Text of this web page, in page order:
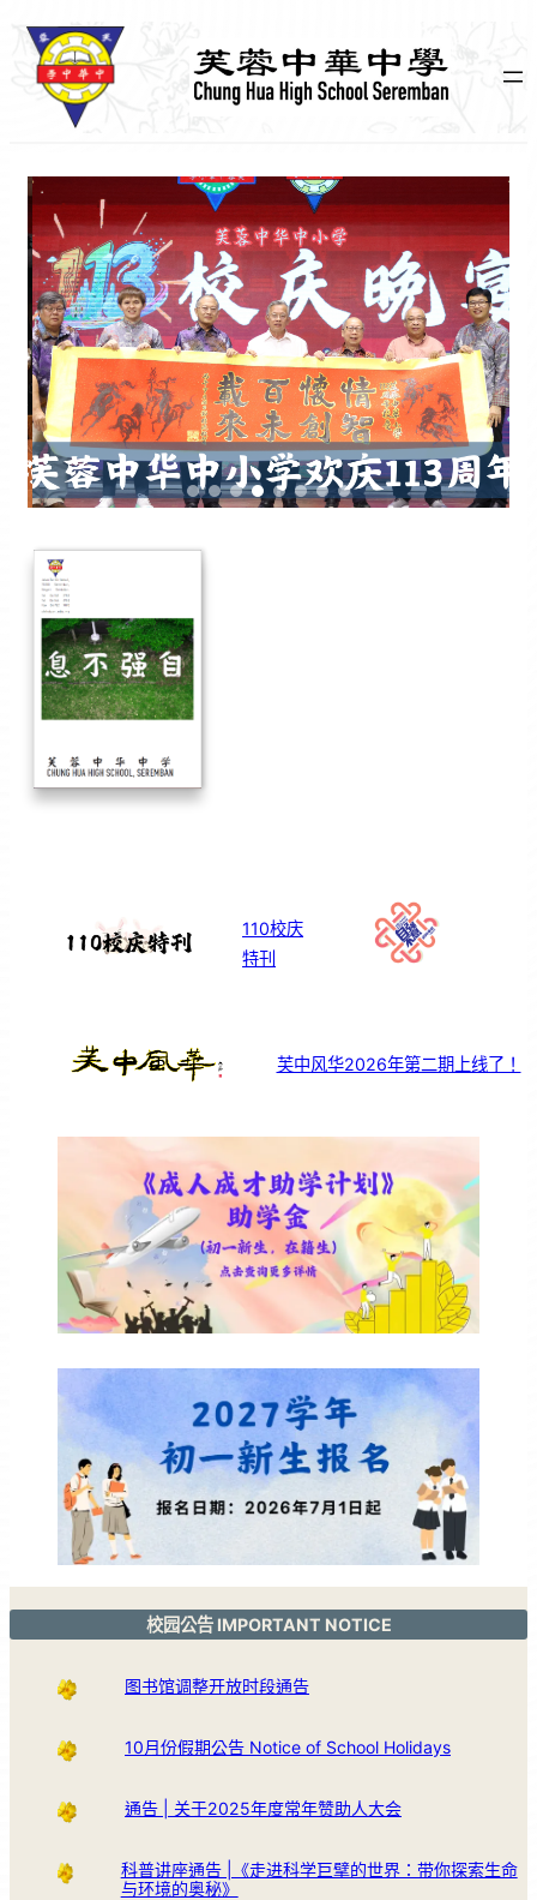
110校庆
特刊
芙中风华2026年第二期上线了！
校园公告 IMPORTANT NOTICE
图书馆调整开放时段通告
10月份假期公告 Notice of School Holidays
通告 | 关于2025年度常年赞助人大会
科普讲座通告 |《走进科学巨擘的世界：带你探索生命
与环境的奥秘》